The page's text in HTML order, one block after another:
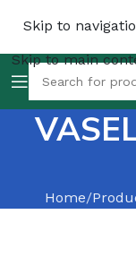
Skip to
Skip to main
Home